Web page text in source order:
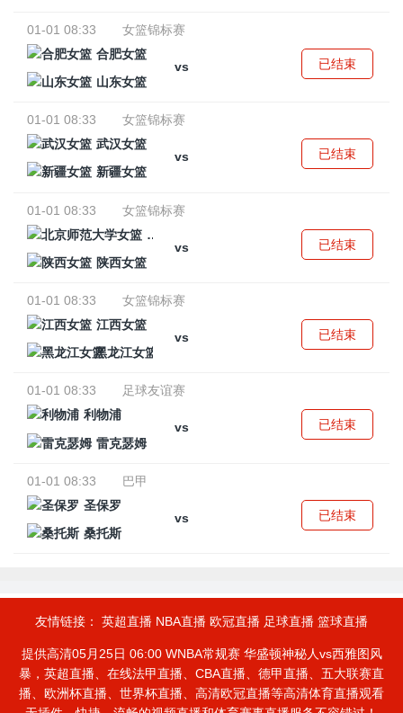
01-01 08:33
女篮锦标赛
合肥女篮
vs
山东女篮
已结束
01-01 08:33
女篮锦标赛
武汉女篮
vs
新疆女篮
已结束
01-01 08:33
女篮锦标赛
北京师范大学女篮
vs
陕西女篮
已结束
01-01 08:33
女篮锦标赛
江西女篮
vs
黑龙江女篮
已结束
01-01 08:33
足球友谊赛
利物浦
vs
雷克瑟姆
已结束
01-01 08:33
巴甲
圣保罗
vs
桑托斯
已结束
友情链接： 英超直播 NBA直播 欧冠直播 足球直播 篮球直播
提供高清05月25日 06:00 WNBA常规赛 华盛顿神秘人vs西雅图风
暴，英超直播、在线法甲直播、CBA直播、德甲直播、五大联赛直
播、欧洲杯直播、世界杯直播、高清欧冠直播等高清体育直播观看